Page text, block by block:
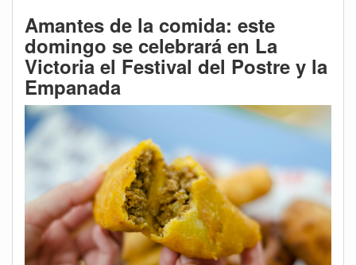
Amantes de la comida: este
domingo se celebrará en La
Victoria el Festival del Postre y la
Empanada